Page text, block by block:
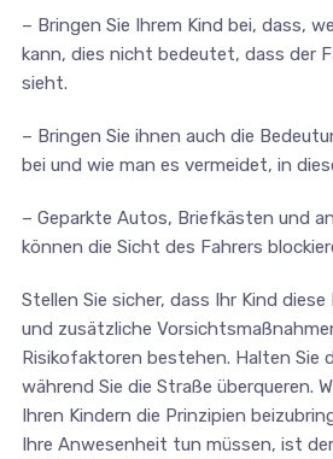
– Bringen Sie Ihrem Kind bei, dass,
kann, dies nicht bedeutet, dass der
sieht.
– Bringen Sie ihnen auch die
bei und wie man es vermeidet, in
– Geparkte Autos, Briefkästen und
können die Sicht des Fahrers
Stellen Sie sicher, dass Ihr Kind
und zusätzliche
Risikofaktoren bestehen. Halten Sie
während Sie die Straße überqueren.
Ihren Kindern die Prinzipien
Ihre Anwesenheit tun müssen, ist